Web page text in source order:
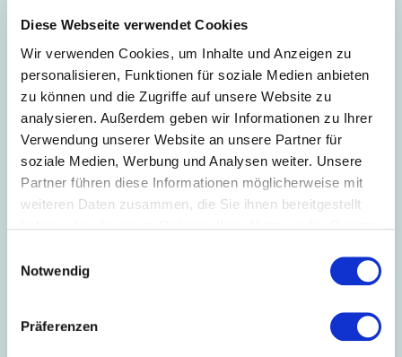
Diese Webseite verwendet Cookies
Wir verwenden Cookies, um Inhalte und Anzeigen zu
personalisieren, Funktionen für soziale Medien anbieten
zu können und die Zugriffe auf unsere Website zu
analysieren. Außerdem geben wir Informationen zu Ihrer
Verwendung unserer Website an unsere Partner für
soziale Medien, Werbung und Analysen weiter. Unsere
Partner führen diese Informationen möglicherweise mit
weiteren Daten zusammen, die Sie ihnen bereitgestellt
Notwendig
Präferenzen
Optimiertes Matching der
Die Plattform SÜDWISSEN bündelt alle
Weiterbildungsangebote an staatlichen Hochschulen in
Baden-Württemberg und stellt diese übersichtlich dar. Eine
verbesserte Suchfunktion sowie die Möglichkeit, direkt
Angebote buchen zu können, erleichtern den Zugang zu
wissenschaftlicher Weiterbildung.
Hauptziel ist es, die Sichtbarkeit und Reichweite von
wissenschaftlicher Weiterbildung zu erhöhen und das
Regional- und Fachvernetzerinnen und -vernetzern sammelt
umfassende Informationen über wissenschaftliche
den Bedarf an Weiterbildung und kann so neue,
bedarfsorientierte Weiterbildungsangebote anstoßen.